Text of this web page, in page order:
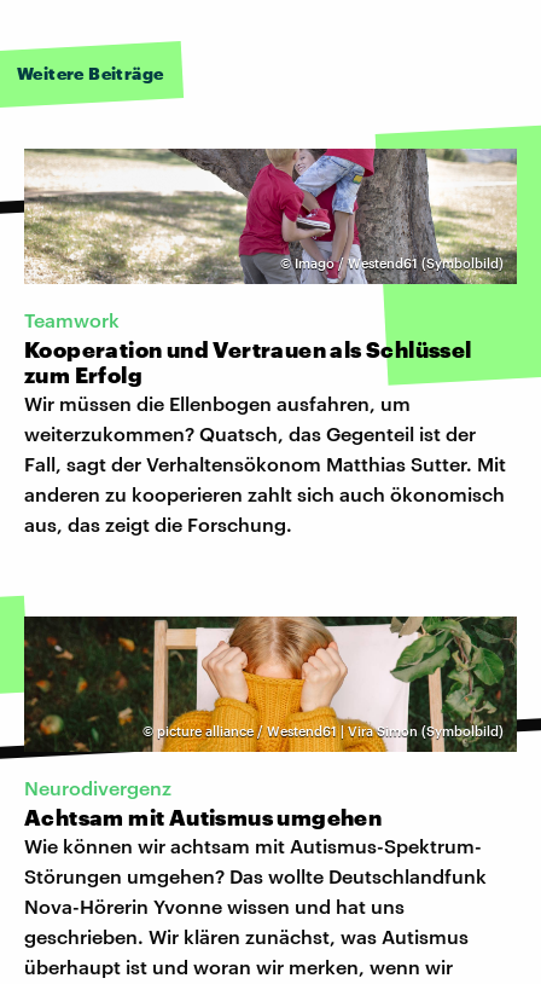
Weitere Beiträge
©Imago / Westend61 (Symbolbild)
Teamwork
Kooperation und Vertrauen als Schlüssel
zum Erfolg
Wir müssen die Ellenbogen ausfahren, um
weiterzukommen? Quatsch, das Gegenteil ist der
Fall, sagt der Verhaltensökonom Matthias Sutter. Mit
anderen zu kooperieren zahlt sich auch ökonomisch
aus, das zeigt die Forschung.
© picture alliance / Westend61 | Vira Simon (Symbolbild)
Neurodivergenz
Achtsam mit Autismus umgehen
Wie können wir achtsam mit Autismus-Spektrum-
Störungen umgehen? Das wollte Deutschlandfunk
Nova-Hörerin Yvonne wissen und hat uns
geschrieben. Wir klären zunächst, was Autismus
überhaupt ist und woran wir merken, wenn wir